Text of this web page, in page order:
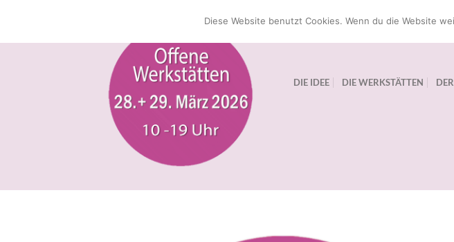
springen
DIE IDEE DIE WERKSTÄTTEN
Diese Website benutzt Cookies. Wenn du die Website